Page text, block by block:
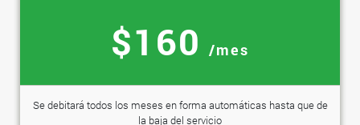
$160 /mes
Se debitará todos los meses en forma automáticas hasta que de
la baja del servicio